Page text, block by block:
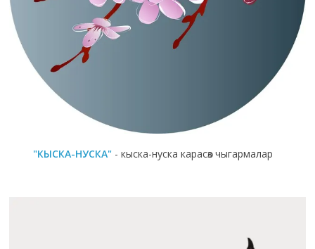
"КЫСКА-НУСКА" - кыска-нуска карасөз чыгармалар